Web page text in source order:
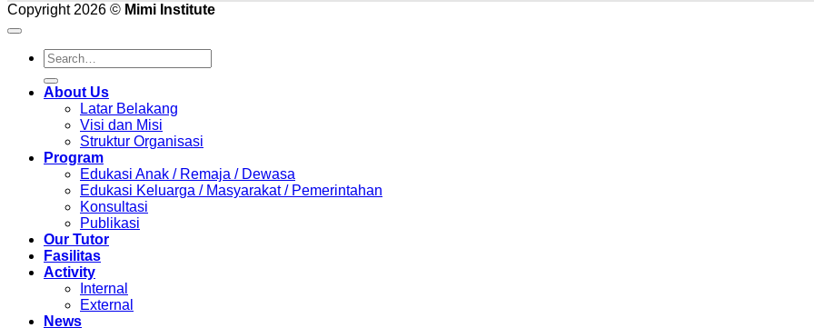
Copyright 2026 © Mimi Institute
About Us
Latar Belakang
Visi dan Misi
Struktur Organisasi
Program
Edukasi Anak / Remaja / Dewasa
Edukasi Keluarga / Masyarakat / Pemerintahan
Konsultasi
Publikasi
Our Tutor
Fasilitas
Activity
Internal
External
News